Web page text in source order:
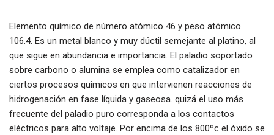
Elemento químico de número atómico 46 y peso atómico
106.4. Es un metal blanco y muy dúctil semejante al platino, al
que sigue en abundancia e importancia. El paladio soportado
sobre carbono o alumina se emplea como catalizador en
ciertos procesos químicos en que intervienen reacciones de
hidrogenación en fase líquida y gaseosa. quizá el uso más
frecuente del paladio puro corresponda a los contactos
eléctricos para alto voltaje. Por encima de los 800ºc el óxido se